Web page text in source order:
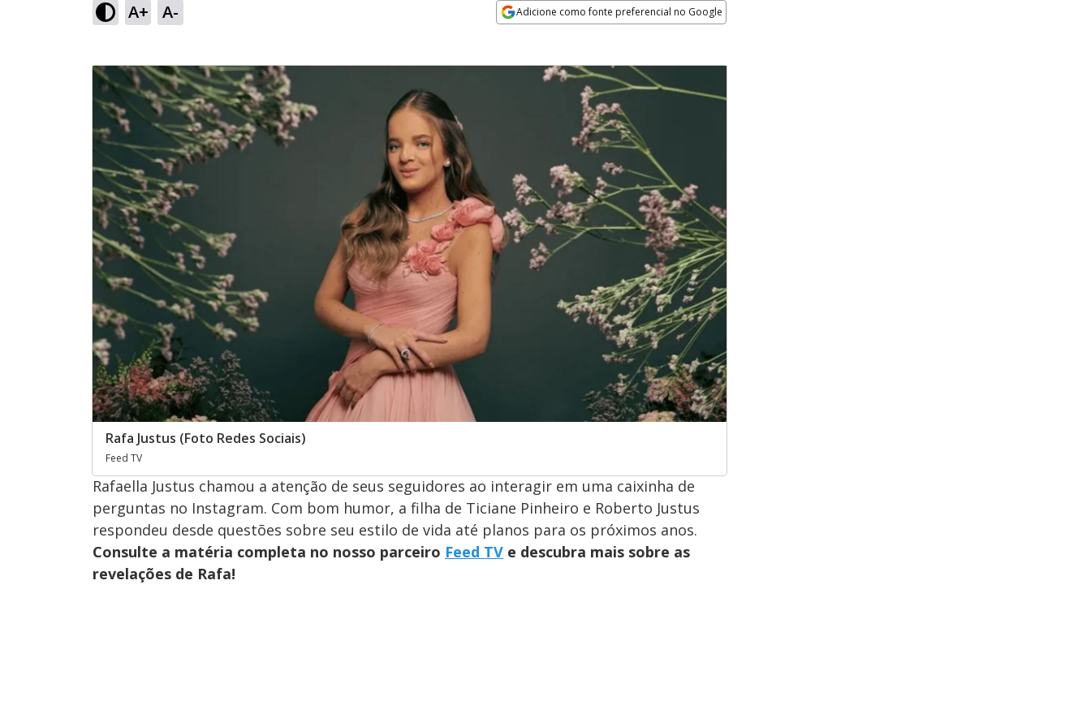
A+ A- Adicione como fonte preferencial no Google
Rafa Justus (Foto Redes Sociais)
Feed TV
Rafaella Justus chamou a atenção de seus seguidores ao interagir em uma caixinha de
perguntas no Instagram. Com bom humor, a filha de Ticiane Pinheiro e Roberto Justus
respondeu desde questões sobre seu estilo de vida até planos para os próximos anos.
Consulte a matéria completa no nosso parceiro Feed TV e descubra mais sobre as
revelações de Rafa!